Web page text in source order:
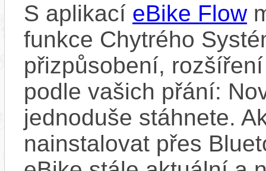
S aplikací eBike Flow
funkce Chytrého
přizpůsobení,
podle vašich přání:
jednoduše stáhnete.
nainstalovat přes